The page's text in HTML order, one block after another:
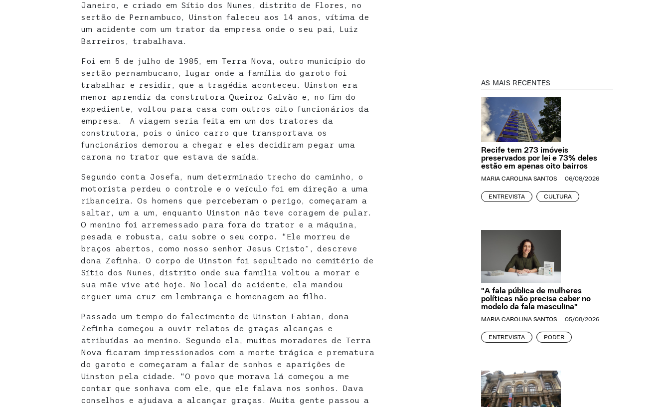
Janeiro, e criado em Sítio dos Nunes, distrito de Flores, no
sertão de Pernambuco, Uinston faleceu aos 14 anos, vítima de
um acidente com um trator da empresa onde o seu pai, Luiz
Barreiros, trabalhava.
Foi em 5 de julho de 1985, em Terra Nova, outro município do
sertão pernambucano, lugar onde a família do garoto foi
trabalhar e residir, que a tragédia aconteceu. Uinston era
menor aprendiz da construtora Queiroz Galvão e, no fim do
expediente, voltou para casa com outros oito funcionários da
empresa. A viagem seria feita em um dos tratores da
construtora, pois o único carro que transportava os
funcionários demorou a chegar e eles decidiram pegar uma
carona no trator que estava de saída.
Segundo conta Josefa, num determinado trecho do caminho, o
motorista perdeu o controle e o veículo foi em direção a uma
ribanceira. Os homens que perceberam o perigo, começaram a
saltar, um a um, enquanto Uinston não teve coragem de pular.
O menino foi arremessado para fora do trator e a máquina,
pesada e robusta, caiu sobre o seu corpo. “Ele morreu de
braços abertos, como nosso senhor Jesus Cristo”, descreve
dona Zefinha. O corpo de Uinston foi sepultado no cemitério de
Sítio dos Nunes, distrito onde sua família voltou a morar e
sua mãe vive até hoje. No local do acidente, ela mandou
erguer uma cruz em lembrança e homenagem ao filho.
Passado um tempo do falecimento de Uinston Fabian, dona
Zefinha começou a ouvir relatos de graças alcanças e
atribuídas ao menino. Segundo ela, muitos moradores de Terra
Nova ficaram impressionados com a morte trágica e prematura
do garoto e começaram a falar de sonhos e aparições de
Uinston pela cidade. “O povo que morava lá começou a me
contar que sonhava com ele, que ele falava nos sonhos. Dava
conselhos e ajudava a alcançar graças. Muita gente passou a
AS MAIS RECENTES
Recife tem 273 imóveis
preservados por lei e 73% deles
estão em apenas oito bairros
MARIA CAROLINA SANTOS 06/08/2026
ENTREVISTA CULTURA
"A fala pública de mulheres
políticas não precisa caber no
modelo da fala masculina"
MARIA CAROLINA SANTOS 05/08/2026
ENTREVISTA PODER